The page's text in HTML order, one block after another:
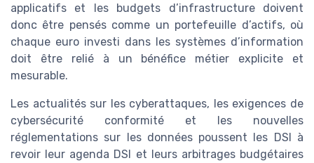
applicatifs et les budgets d’infrastructure doivent
donc être pensés comme un portefeuille d’actifs, où
chaque euro investi dans les systèmes d’information
doit être relié à un bénéfice métier explicite et
mesurable.
Les actualités sur les cyberattaques, les exigences de
cybersécurité conformité et les nouvelles
réglementations sur les données poussent les DSI à
revoir leur agenda DSI et leurs arbitrages budgétaires